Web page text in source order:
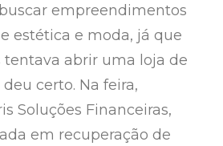
empreendimentos
estética e moda, já que
tentava abrir uma loja de
certo. Na feira,
Soluções Financeiras,
em recuperação de